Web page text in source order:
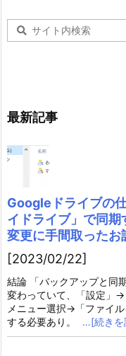
最新記事
Googleドライブの
イドライブ」で同
変更に手間取ったお
[2023/02/22]
結論 「バックアップと同
変わっていて、「設定」→
メニュー選択→「ファイ
する必要あり。
…[続きを